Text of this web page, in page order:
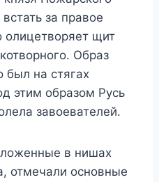
за правое
олицетворяет щит
Образ
был на стягах
этим образом Русь
завоевателей.
в нишах
отмечали основные